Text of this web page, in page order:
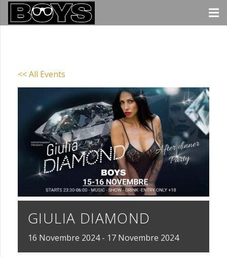
<< All Events
GIULIA DIAMOND
16 Novembre 2024 - 17 Novembre 2024